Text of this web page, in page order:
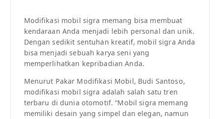
Modifikasi mobil sigra memang bisa membuat
kendaraan Anda menjadi lebih personal dan unik.
Dengan sedikit sentuhan kreatif, mobil sigra Anda
bisa menjadi sebuah karya seni yang
memperlihatkan kepribadian Anda.
Menurut Pakar Modifikasi Mobil, Budi Santoso,
modifikasi mobil sigra adalah salah satu tren
terbaru di dunia otomotif. “Mobil sigra memang
memiliki desain yang simpel dan elegan, namun